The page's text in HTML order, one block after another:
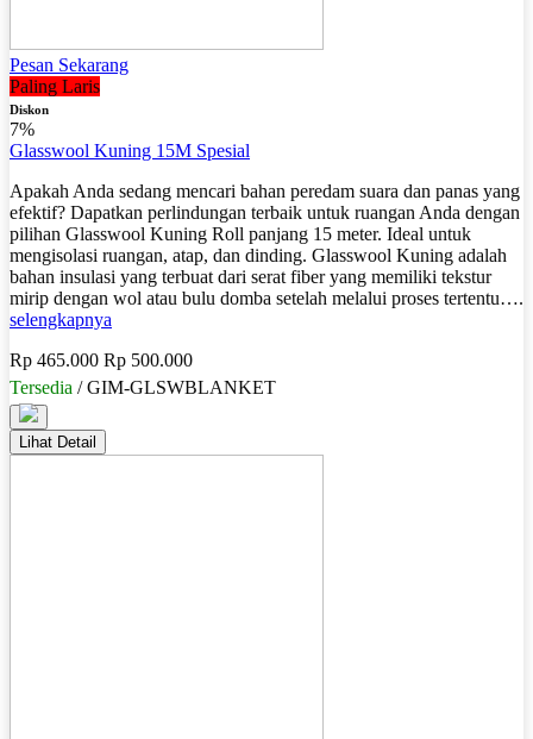
Pesan Sekarang
Paling Laris
Diskon
7%
Glasswool Kuning 15M Spesial
Apakah Anda sedang mencari bahan peredam suara dan panas yang
efektif? Dapatkan perlindungan terbaik untuk ruangan Anda dengan
pilihan Glasswool Kuning Roll panjang 15 meter. Ideal untuk
mengisolasi ruangan, atap, dan dinding. Glasswool Kuning adalah
bahan insulasi yang terbuat dari serat fiber yang memiliki tekstur
mirip dengan wol atau bulu domba setelah melalui proses tertentu….
selengkapnya
Rp 465.000 Rp 500.000
Tersedia / GIM-GLSWBLANKET
Lihat Detail